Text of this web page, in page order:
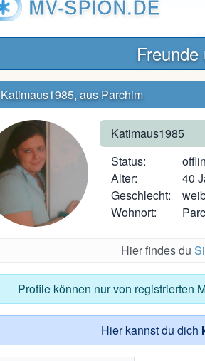
MV-SPION.DE
Katimaus1985, aus Parchim
Katimaus1985
Status:
Alter:
40
Geschlecht:
Wohnort:
Hier findes du
Profile können nur von registrierten
Hier kannst du dich